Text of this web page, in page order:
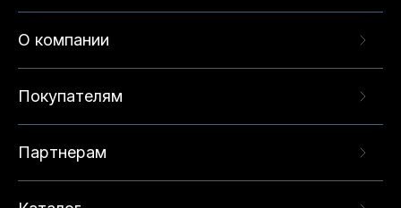
О компании
Покупателям
Партнерам